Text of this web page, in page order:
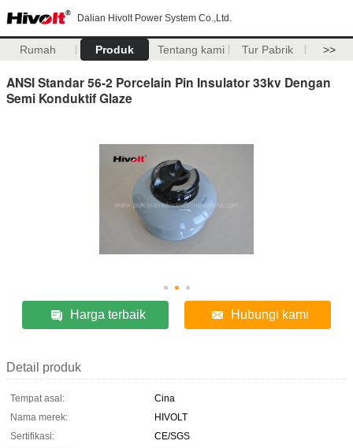
Dalian Hivolt Power System Co.,Ltd.
Rumah Produk Tentang kami Tur Pabrik >>
ANSI Standar 56-2 Porcelain Pin Insulator 33kv Dengan
Semi Konduktif Glaze
Harga terbaik Hubungi kami
Detail produk
Tempat asal:
Cina
Nama merek:
HIVOLT
Sertifikasi:
CE/SGS